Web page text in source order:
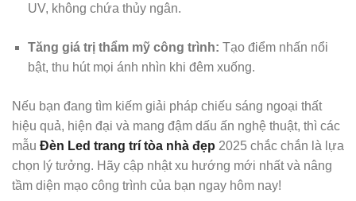
UV, không chứa thủy ngân.
Tăng giá trị thẩm mỹ công trình: Tạo điểm nhấn nổi
bật, thu hút mọi ánh nhìn khi đêm xuống.
Nếu bạn đang tìm kiếm giải pháp chiếu sáng ngoại thất
hiệu quả, hiện đại và mang đậm dấu ấn nghệ thuật, thì các
mẫu Đèn Led trang trí tòa nhà đẹp 2025 chắc chắn là lựa
chọn lý tưởng. Hãy cập nhật xu hướng mới nhất và nâng
tầm diện mạo công trình của bạn ngay hôm nay!